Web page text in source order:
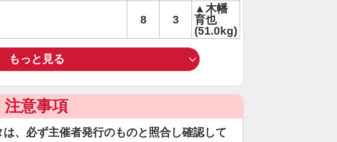
8 3
▲木幡
育也
(51.0kg)
もっと見る
注意事項
、必ず主催者発行のものと照合し確認して